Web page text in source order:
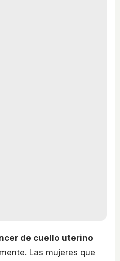
de cuello uterino
Las mujeres que